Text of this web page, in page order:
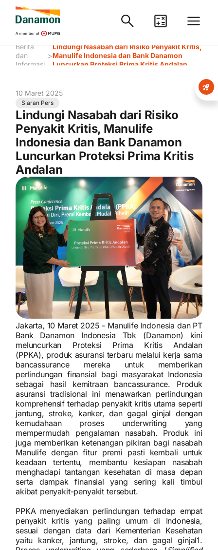
Berita
dan
Informasi
>
Lindungi Nasabah dari Risiko Penyakit Kritis,
Manulife Indonesia dan Bank Danamon
Luncurkan Proteksi Prima Kritis Andalan
10 Maret 2025
Siaran Pers
Lindungi Nasabah dari Risiko
Penyakit Kritis, Manulife
Indonesia dan Bank Danamon
Luncurkan Proteksi Prima Kritis
Andalan
Jakarta, 10 Maret 2025 - Manulife Indonesia dan PT
Bank Danamon Indonesia Tbk (Danamon) kini
meluncurkan Proteksi Prima Kritis Andalan
(PPKA), produk asuransi terbaru melalui kerja sama
bancassurance mereka untuk memberikan
perlindungan finansial bagi masyarakat Indonesia
sebagai hasil kemitraan bancassurance. Produk
asuransi tradisional ini menawarkan perlindungan
komprehensif terhadap penyakit kritis utama seperti
jantung, stroke, kanker, dan gagal ginjal dengan
kemudahaan proses underwriting yang
mempermudah pengalaman nasabah. Produk ini
juga memberikan ketenangan pikiran bagi nasabah
Manulife dengan fitur premi pasti kembali untuk
keadaan tertentu, membantu kesiapan nasabah
menghadapi tantangan kesehatan di masa depan
serta dampak finansial yang sering kali timbul
akibat penyakit-penyakit tersebut.
PPKA menyediakan perlindungan terhadap empat
penyakit kritis yang paling umum di Indonesia,
sesuai dengan data dari Kementerian Kesehatan
yaitu kanker, jantung, stroke, dan gagal ginjal1.